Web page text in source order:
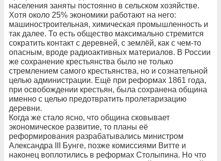
населения заняты постоянно в сельском хозяйстве.
Хотя около 25% экономики работают на него:
машиностроительная, химическая промышленность и
так далее. То есть общество максимально стремится
сократить контакт с деревней, с землёй, как с чем-то
опасным, вроде радиоактивных материалов. В России
же сохранение крестьянства было не только
стремлением самого крестьянства, но и сознательной
целью администрации. Ещё при реформах 1861 года,
при освобождении крестьян, была сохранена община
именно с целью предотвратить пролетаризацию
деревни.
Когда же стало ясно, что община сковывает
экономическое развитие, то планы её
реформирования разрабатывались министром
Александра III Бунге, позже комиссиями Витте и
наконец воплотились в реформах Столыпина. Но что